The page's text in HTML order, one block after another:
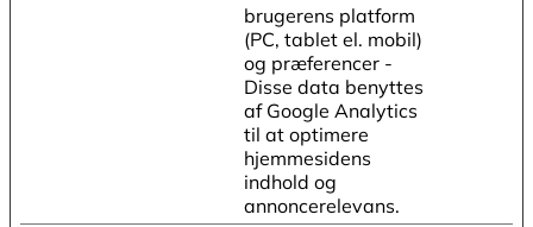
brugerens platform
(PC, tablet el. mobil)
og præferencer -
Disse data benyttes
af Google Analytics
til at optimere
hjemmesidens
indhold og
annoncerelevans.